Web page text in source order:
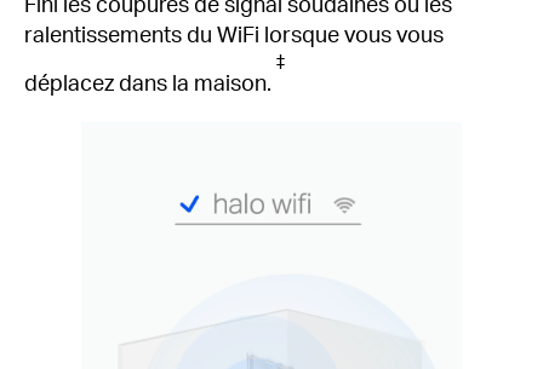
ralentissements du WiFi lorsque vous vous
déplacez dans la maison.
‡